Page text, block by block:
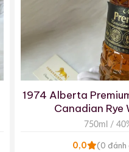
1974 Alberta
Canadian Rye
750ml /
0,0 (0 đánh